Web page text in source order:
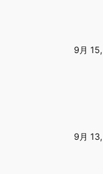
9月
9月